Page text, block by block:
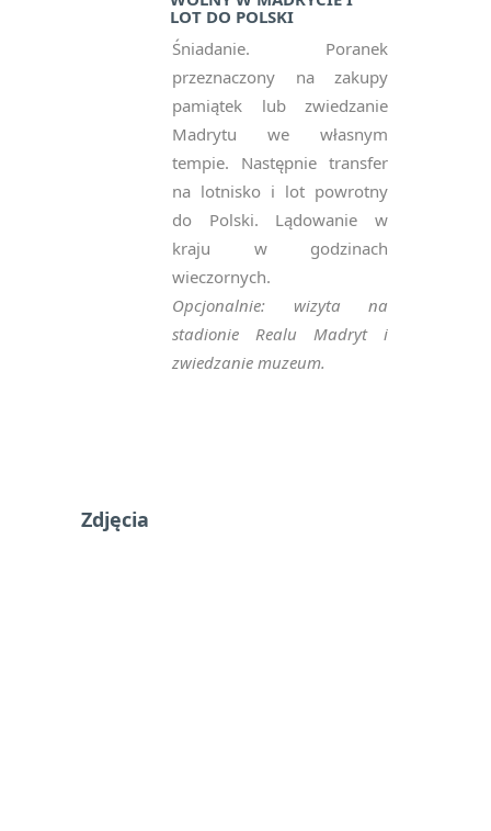
LOT DO POLSKI
Śniadanie. Poranek
przeznaczony na zakupy
pamiątek lub zwiedzanie
Madrytu we własnym
tempie. Następnie transfer
na lotnisko i lot powrotny
do Polski. Lądowanie w
kraju w godzinach
wieczornych.
Opcjonalnie: wizyta na
stadionie Realu Madryt i
zwiedzanie muzeum.
Zdjęcia